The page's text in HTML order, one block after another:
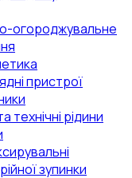
огороджувальне
пристрої
технічні рідини
зупинки